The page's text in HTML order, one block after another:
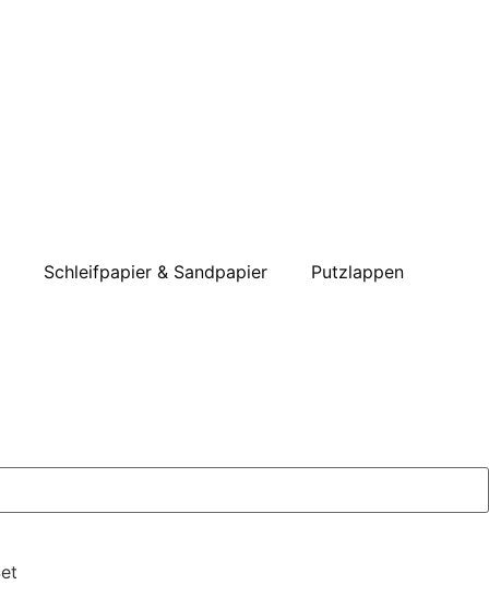
Schleifpapier & Sandpapier Putzlappen